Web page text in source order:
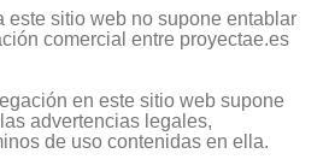
este sitio web no supone entablar
comercial entre proyectae.es
en este sitio web supone
advertencias legales,
de uso contenidas en ella.